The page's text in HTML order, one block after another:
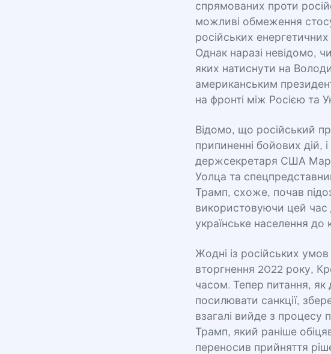
спрямованих проти
можливі обмеження
російських
Однак наразі невідомо,
яких натиснути на
американським
на фронті між Росією та
Відомо, що російський
припиненні бойових дій,
держсекретаря США
Уолца та
Трамп, схоже, почав
використовуючи цей час
українське населення до
Жодні із російських
вторгнення 2022 року,
часом. Тепер питання,
посилювати санкції,
взагалі вийде з процесу
Трамп, який раніше
переносив прийняття